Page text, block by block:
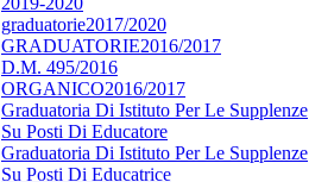
graduatorie2017/2020
GRADUATORIE2016/2017
D.M. 495/2016
ORGANICO2016/2017
Graduatoria Di Istituto Per Le Supplenze
Su Posti Di Educatore
Graduatoria Di Istituto Per Le Supplenze
Su Posti Di Educatrice